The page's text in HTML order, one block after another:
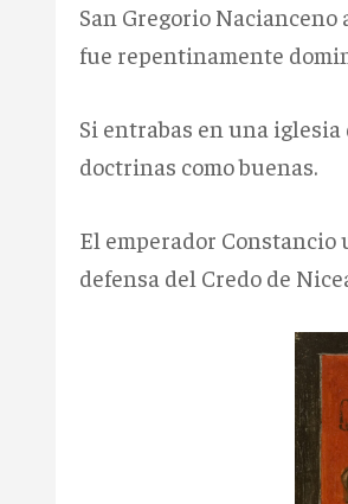
San Gregorio Nacianceno
fue repentinamente
Si entrabas en una
doctrinas como buenas.
El emperador Constancio
defensa del Credo de